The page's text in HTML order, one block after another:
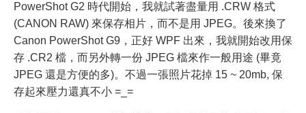
PowerShot G2 時代開始，我就試著盡量用 .CRW 格式
(CANON RAW) 來保存相片，而不是用 JPEG。後來換了
Canon PowerShot G9，正好 WPF 出來，我就開始改用保
存 .CR2 檔，而另外轉一份 JPEG 檔來作一般用途 (畢竟
JPEG 還是方便的多)。不過一張照片花掉 15 ~ 20mb, 保
存起來壓力還真不小 =_=